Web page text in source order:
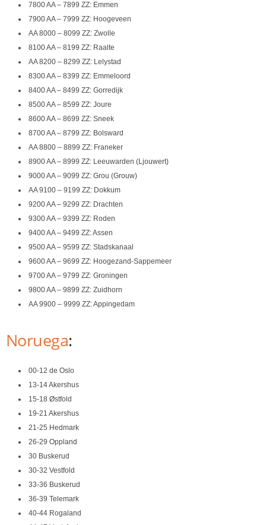
7800 AA – 7899 ZZ: Emmen
7900 AA – 7999 ZZ: Hoogeveen
AA 8000 – 8099 ZZ: Zwolle
8100 AA – 8199 ZZ: Raalte
AA 8200 – 8299 ZZ: Lelystad
8300 AA – 8399 ZZ: Emmeloord
8400 AA – 8499 ZZ: Gorredijk
8500 AA – 8599 ZZ: Joure
8600 AA – 8699 ZZ: Sneek
8700 AA – 8799 ZZ: Bolsward
AA 8800 – 8899 ZZ: Franeker
8900 AA – 8999 ZZ: Leeuwarden (Ljouwert)
9000 AA – 9099 ZZ: Grou (Grouw)
AA 9100 – 9199 ZZ: Dokkum
9200 AA – 9299 ZZ: Drachten
9300 AA – 9399 ZZ: Roden
9400 AA – 9499 ZZ: Assen
9500 AA – 9599 ZZ: Stadskanaal
9600 AA – 9699 ZZ: Hoogezand-Sappemeer
9700 AA – 9799 ZZ: Groningen
9800 AA – 9899 ZZ: Zuidhorn
AA 9900 – 9999 ZZ: Appingedam
Noruega:
00-12 de Oslo
13-14 Akershus
15-18 Østfold
19-21 Akershus
21-25 Hedmark
26-29 Oppland
30 Buskerud
30-32 Vestfold
33-36 Buskerud
36-39 Telemark
40-44 Rogaland